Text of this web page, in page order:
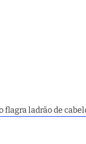
flagra ladrão de